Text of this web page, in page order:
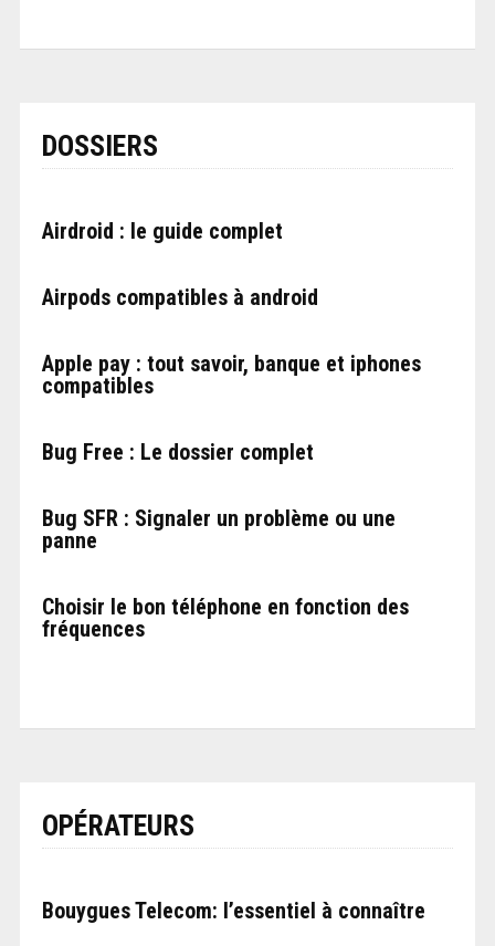
DOSSIERS
Airdroid : le guide complet
Airpods compatibles à android
Apple pay : tout savoir, banque et iphones
compatibles
Bug Free : Le dossier complet
Bug SFR : Signaler un problème ou une
panne
Choisir le bon téléphone en fonction des
fréquences
OPÉRATEURS
Bouygues Telecom: l’essentiel à connaître